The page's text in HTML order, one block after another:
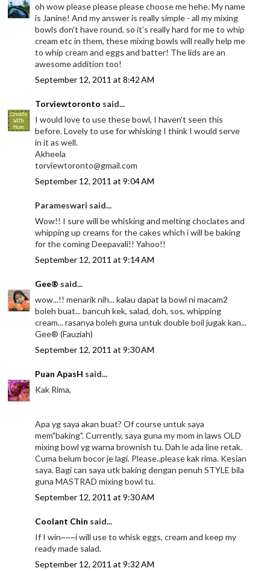
oh wow please please please choose me hehe. My name
is Janine! And my answer is really simple - all my mixing
bowls don't have round, so it's really hard for me to whip
cream etc in them, these mixing bowls will really help me
to whip cream and eggs and batter! The lids are an
awesome addition too!
September 12, 2011 at 8:42 AM
Torviewtoronto said...
I would love to use these bowl, I haven't seen this
before. Lovely to use for whisking I think I would serve
in it as well.
Akheela
torviewtoronto@gmail.com
September 12, 2011 at 9:04 AM
Parameswari said...
Wow!! I sure will be whisking and melting choclates and
whipping up creams for the cakes which i will be baking
for the coming Deepavali!! Yahoo!!
September 12, 2011 at 9:14 AM
Gee® said...
wow...!! menarik nih... kalau dapat la bowl ni macam2
boleh buat... bancuh kek, salad, doh, sos, whipping
cream... rasanya boleh guna untuk double boil jugak kan...
Gee® (Fauziah)
September 12, 2011 at 9:30 AM
Puan ApasH said...
Kak Rima,
Apa yg saya akan buat? Of course untuk saya
mem"baking". Currently, saya guna my mom in laws OLD
mixing bowl yg warna brownish tu. Dah le ada line retak.
Cuma belum bocor je lagi. Please..please kak rima. Kesian
saya. Bagi can saya utk baking dengan penuh STYLE bila
guna MASTRAD mixing bowl tu.
September 12, 2011 at 9:30 AM
Coolant Chin said...
If I win~~~i will use to whisk eggs, cream and keep my
ready made salad.
September 12, 2011 at 9:32 AM